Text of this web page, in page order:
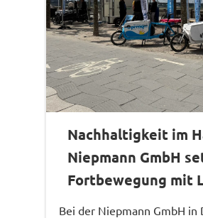
Nachhaltigkeit im
Niepmann GmbH
Fortbewegung mit
Bei der Niepmann GmbH